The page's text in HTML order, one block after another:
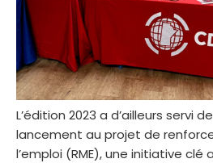
L’édition 2023 a d’ailleurs servi
lancement au projet de
l’emploi (RME), une initiative